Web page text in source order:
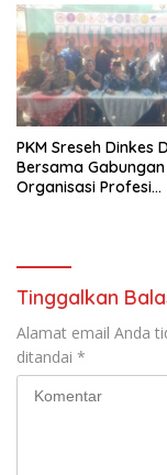
PKM Sreseh Dinkes
Bersama Gabungan
Organisasi Profesi
Tahun 2025
Tinggalkan
Alamat email Anda
ditandai *